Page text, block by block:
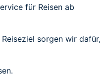
für Reisen ab
sorgen wir dafür,